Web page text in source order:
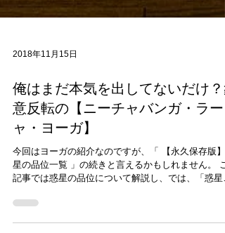
2018年11月15日
俺はまだ本気を出してないだけ？
意反転の【ニーチャバンガ・ラー
ャ・ヨーガ】
今回はヨーガの紹介なのですが、「 【永久保存版】
記事では惑星の品位について解説し、では、「惑星
強い＝○、弱い＝×」という単純な読み取り方でいい